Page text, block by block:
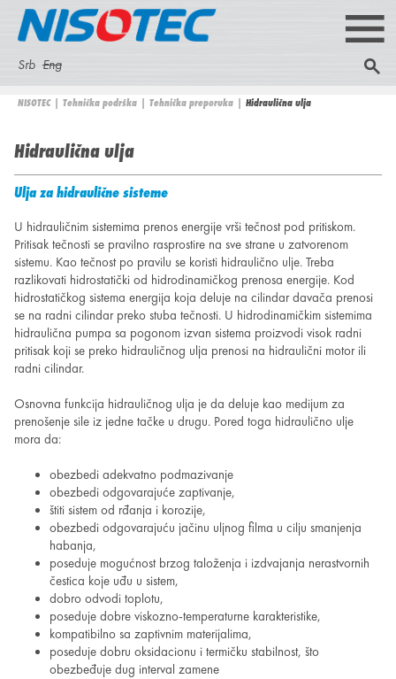
Skip
to
content
N
I
S
O
T
E
C
Srb Eng
S
f
o
r
P
a
M
i
n
u
are
here
NISOTEC Tehnička podrška Tehnička preporuka Hidraulična ulja
Hidraulična ulja
Ulja za hidraulične sisteme
U hidrauličnim sistemima prenos energije vrši tečnost pod pritiskom.
Pritisak tečnosti se pravilno rasprostire na sve strane u zatvorenom
sistemu. Kao tečnost po pravilu se koristi hidraulično ulje. Treba
razlikovati hidrostatički od hidrodinamičkog prenosa energije. Kod
hidrostatičkog sistema energija koja deluje na cilindar davača prenosi
se na radni cilindar preko stuba tečnosti. U hidrodinamičkim sistemima
hidraulična pumpa sa pogonom izvan sistema proizvodi visok radni
pritisak koji se preko hidrauličnog ulja prenosi na hidraulični motor ili
radni cilindar.
Osnovna funkcija hidrauličnog ulja je da deluje kao medijum za
prenošenje sile iz jedne tačke u drugu. Pored toga hidraulično ulje
mora da:
obezbedi adekvatno podmazivanje
obezbedi odgovarajuće zaptivanje,
štiti sistem od rđanja i korozije,
obezbedi odgovarajuću jačinu uljnog filma u cilju smanjenja
habanja,
poseduje mogućnost brzog taloženja i izdvajanja nerastvornih
čestica koje uđu u sistem,
dobro odvodi toplotu,
poseduje dobre viskozno-temperaturne karakteristike,
kompatibilno sa zaptivnim materijalima,
poseduje dobru oksidacionu i termičku stabilnost, što
obezbeđuje dug interval zamene